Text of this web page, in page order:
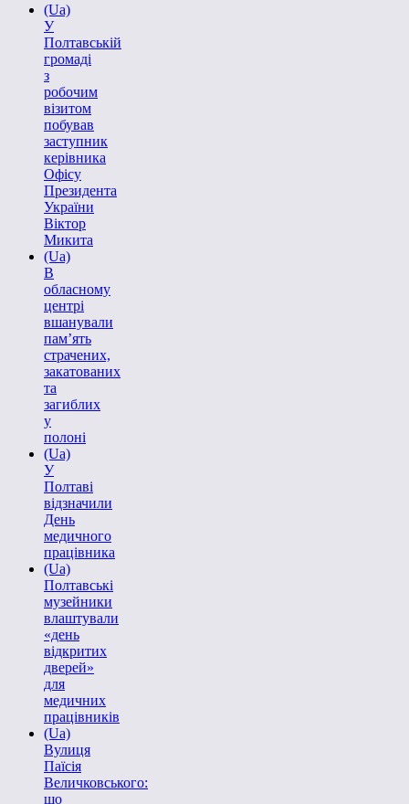
(Ua)
У
Полтавській
громаді
з
робочим
візитом
побував
заступник
керівника
Офісу
Президента
України
Віктор
Микита
(Ua)
В
обласному
центрі
вшанували
пам’ять
страчених,
закатованих
та
загиблих
у
полоні
(Ua)
У
Полтаві
відзначили
День
медичного
працівника
(Ua)
Полтавські
музейники
влаштували
«день
відкритих
дверей»
для
медичних
працівників
(Ua)
Вулиця
Паїсія
Величковського:
що